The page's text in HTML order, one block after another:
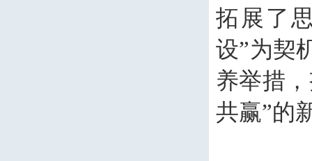
拓展了
设”为契
养举措
共赢”的